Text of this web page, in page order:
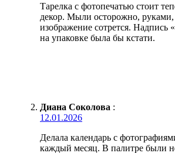
Тарелка с фотопечатью стоит
декор. Мыли осторожно, руками,
изображение сотрется. Надпись
на упаковке была бы кстати.
Диана Соколова :
12.01.2026
Делала календарь с
каждый месяц. В палитре были